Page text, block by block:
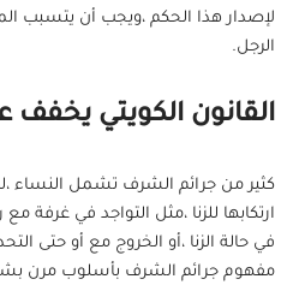
لإصدار هذا الحكم ،ويجب أن
الرجل.
القانون الكويتي يخفف
كثير من جرائم الشرف تشمل النساء
ارتكابها للزنا ،مثل التواجد في غرفة
في حالة الزنا ،أو الخروج مع أو حتى
مفهوم جرائم الشرف بأسلوب مرن